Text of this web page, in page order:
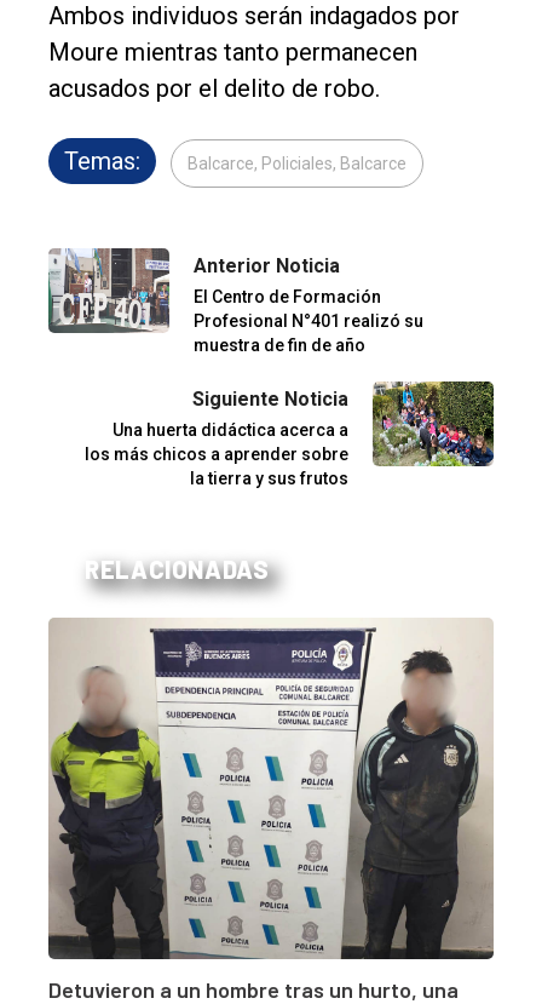
Ambos individuos serán indagados por
Moure mientras tanto permanecen
acusados por el delito de robo.
Temas: Balcarce, Policiales, Balcarce
Anterior Noticia
El Centro de Formación
Profesional N°401 realizó su
muestra de fin de año
Siguiente Noticia
Una huerta didáctica acerca a
los más chicos a aprender sobre
la tierra y sus frutos
RELACIONADAS
Detuvieron a un hombre tras un hurto, una